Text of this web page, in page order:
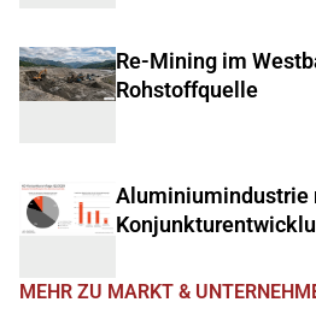
Re-Mining im
Rohstoffquelle
MEHR ZU MARKT &